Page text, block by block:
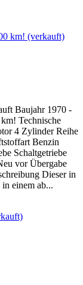
km! (verkauft)
Baujahr 1970 -
Technische
4 Zylinder Reihe
Benzin
Schaltgetriebe
vor Übergabe
Dieser in
einem ab...